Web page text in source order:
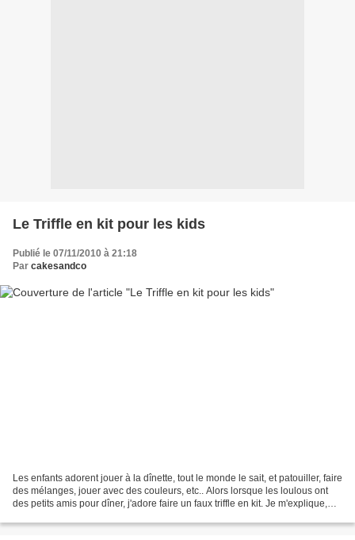
Le Triffle en kit pour les kids
Publié le 07/11/2010 à 21:18
Par cakesandco
Les enfants adorent jouer à la dînette, tout le monde le sait, et patouiller, faire
des mélanges, jouer avec des couleurs, etc.. Alors lorsque les loulous ont
des petits amis pour dîner, j'adore faire un faux triffle en kit. Je m'explique,